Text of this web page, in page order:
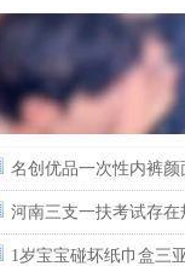
体都拼命搞钱了
1岁宝宝碰坏纸
还记得碰瓷这
女子开一天一夜
小房间要留条
精神不振，缺氧
教育是因为没
名创优品一次性内裤
裤被吐槽质量差
河南三支一扶考试存
一扶考试按人头给分数
1岁宝宝碰坏纸巾盒三